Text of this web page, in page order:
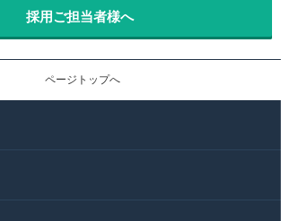
採用ご担当者様へ
ページトップへ